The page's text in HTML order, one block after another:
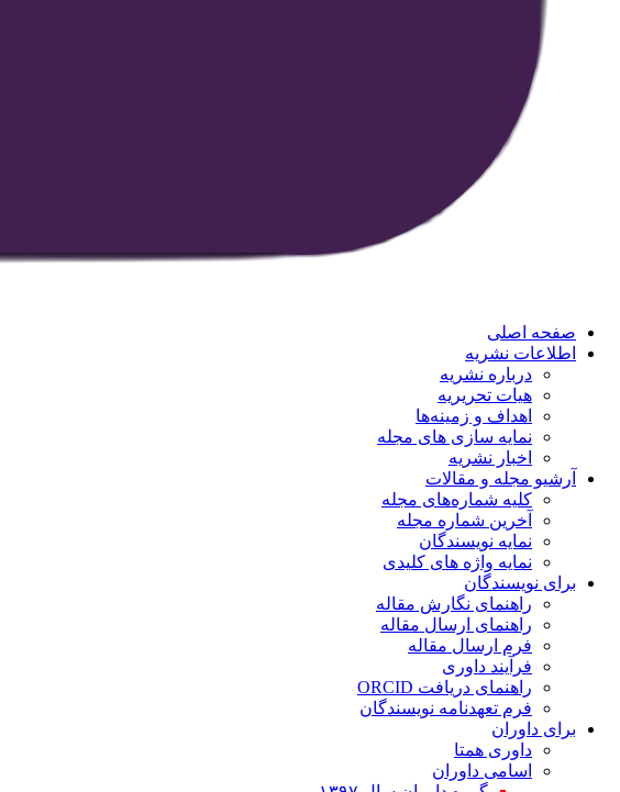
صفحه اصلی
اطلاعات نشریه
درباره نشریه
هیات تحریریه
اهداف و زمینه‌ها
نمایه سازی های مجله
اخبار نشریه
آرشیو مجله و مقالات
کلیه شماره‌های مجله
آخرین شماره مجله
نمایه نویسندگان
نمایه واژه های کلیدی
برای نویسندگان
راهنمای نگارش مقاله
راهنمای ارسال مقاله
فرم ارسال مقاله
فرآیند داوری
راهنمای دریافت ORCID
فرم تعهدنامه نویسندگان
برای داوران
داوری همتا
اسامی داوران